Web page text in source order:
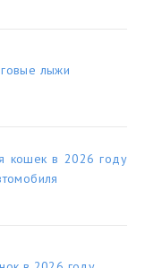
лыжи
кошек в 2026 году